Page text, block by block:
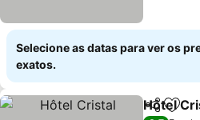
Selecione as datas para ver os
exatos.
Partilhar
Hôtel